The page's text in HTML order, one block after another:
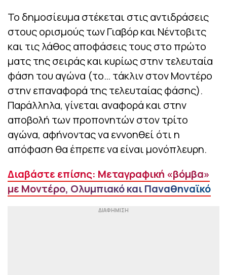
Το δημοσίευμα στέκεται στις αντιδράσεις
στους ορισμούς των Γιαβόρ και Νέντοβιτς
και τις λάθος αποφάσεις τους στο πρώτο
ματς της σειράς και κυρίως στην τελευταία
φάση του αγώνα (το… τάκλιν στον Μοντέρο
στην επαναφορά της τελευταίας φάσης).
Παράλληλα, γίνεται αναφορά και στην
αποβολή των προπονητών στον τρίτο
αγώνα, αφήνοντας να εννοηθεί ότι η
απόφαση θα έπρεπε να είναι μονόπλευρη.
Διαβάστε επίσης: Μεταγραφική «βόμβα»
με Μοντέρο, Ολυμπιακό και Παναθηναϊκό